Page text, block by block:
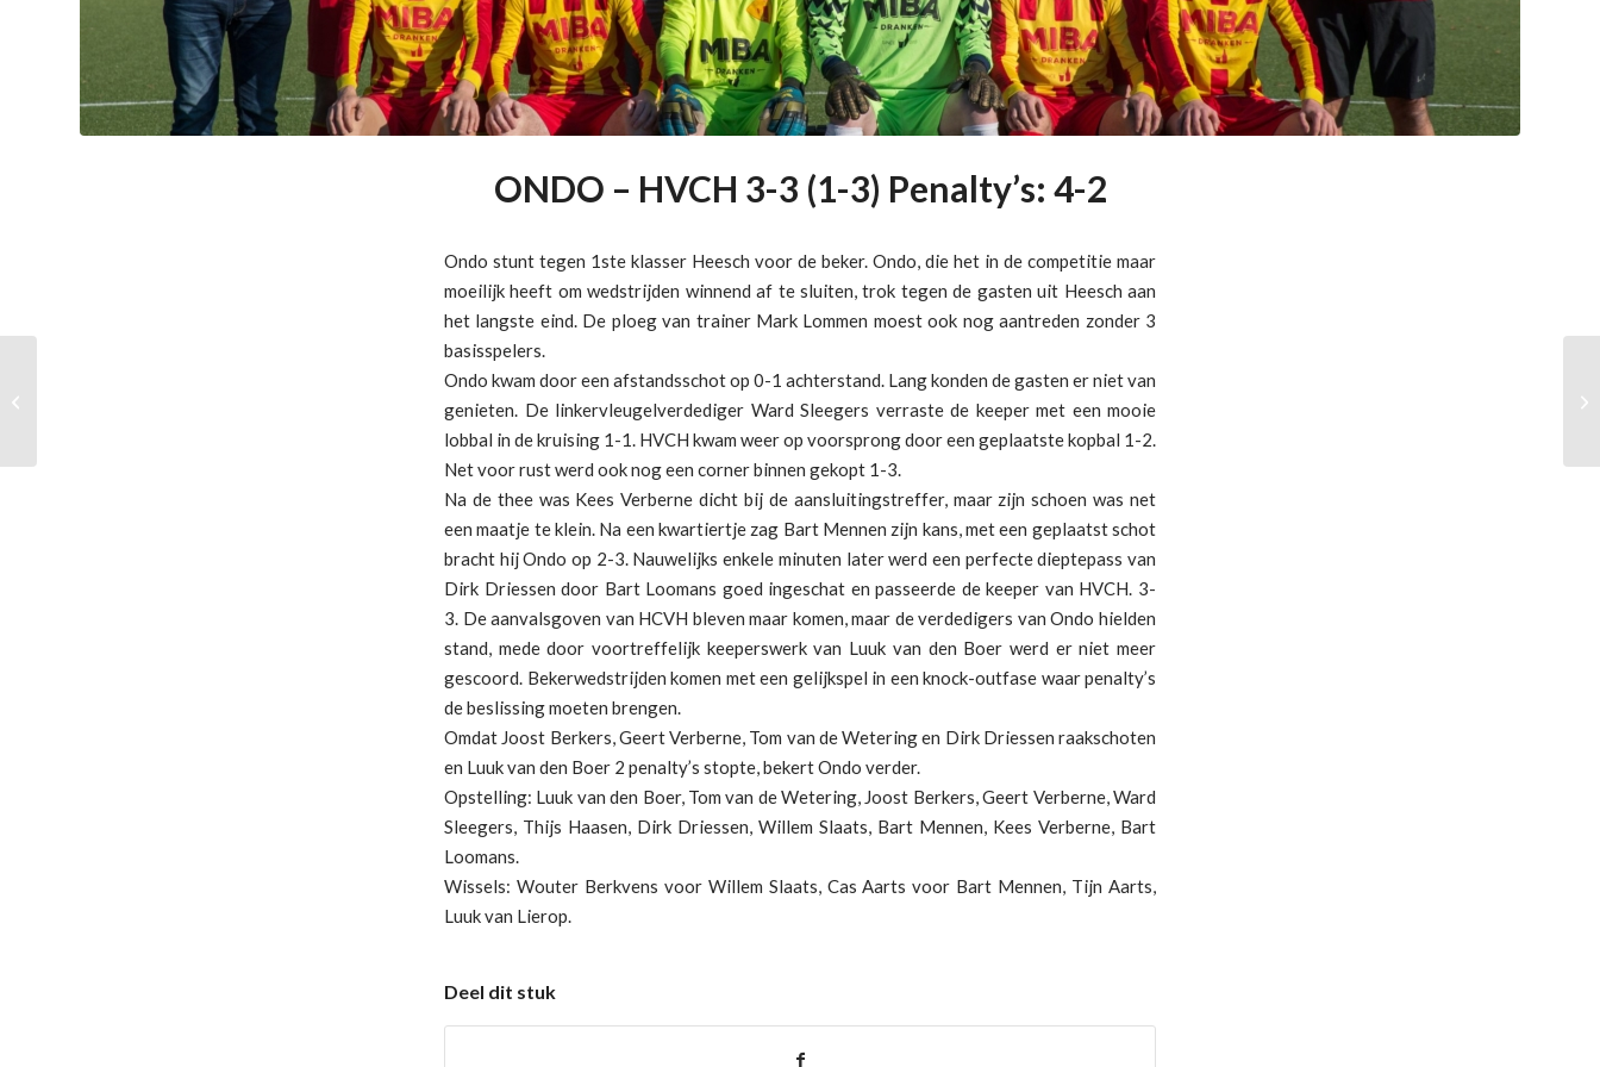
ONDO – HVCH 3-3 (1-3) Penalty’s: 4-2
Ondo stunt tegen 1ste klasser Heesch voor de beker. Ondo, die het in de competitie maar
moeilijk heeft om wedstrijden winnend af te sluiten, trok tegen de gasten uit Heesch aan
het langste eind. De ploeg van trainer Mark Lommen moest ook nog aantreden zonder 3
basisspelers.
Ondo kwam door een afstandsschot op 0-1 achterstand. Lang konden de gasten er niet van
genieten. De linkervleugelverdediger Ward Sleegers verraste de keeper met een mooie
lobbal in de kruising 1-1. HVCH kwam weer op voorsprong door een geplaatste kopbal 1-2.
Net voor rust werd ook nog een corner binnen gekopt 1-3.
Na de thee was Kees Verberne dicht bij de aansluitingstreffer, maar zijn schoen was net
een maatje te klein. Na een kwartiertje zag Bart Mennen zijn kans, met een geplaatst schot
bracht hij Ondo op 2-3. Nauwelijks enkele minuten later werd een perfecte dieptepass van
Dirk Driessen door Bart Loomans goed ingeschat en passeerde de keeper van HVCH. 3-
3. De aanvalsgoven van HCVH bleven maar komen, maar de verdedigers van Ondo hielden
stand, mede door voortreffelijk keeperswerk van Luuk van den Boer werd er niet meer
gescoord. Bekerwedstrijden komen met een gelijkspel in een knock-outfase waar penalty’s
de beslissing moeten brengen.
Omdat Joost Berkers, Geert Verberne, Tom van de Wetering en Dirk Driessen raakschoten
en Luuk van den Boer 2 penalty’s stopte, bekert Ondo verder.
Opstelling: Luuk van den Boer, Tom van de Wetering, Joost Berkers, Geert Verberne, Ward
Sleegers, Thijs Haasen, Dirk Driessen, Willem Slaats, Bart Mennen, Kees Verberne, Bart
Loomans.
Wissels: Wouter Berkvens voor Willem Slaats, Cas Aarts voor Bart Mennen, Tijn Aarts,
Luuk van Lierop.
Deel dit stuk
In